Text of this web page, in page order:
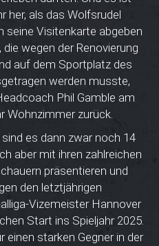
her, als das Wolfsrudel
seine Visitenkarte abgeben
wegen der Renovierung
auf dem Sportplatz des
werden musste,
Phil Gamble am
Wohnzimmer zurück.
es dann zwar noch 14
aber mit ihren zahlreichen
präsentieren und
den letztjährigen
Vizemeister Hannover
Start ins Spieljahr 2025.
einen starken Gegner in der